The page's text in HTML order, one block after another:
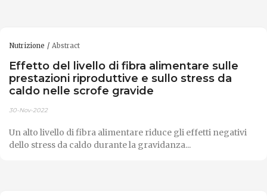
Nutrizione Abstract
Effetto del livello di fibra alimentare sulle
prestazioni riproduttive e sullo stress da
caldo nelle scrofe gravide
30-Nov-2022
Un alto livello di fibra alimentare riduce gli effetti negativi
dello stress da caldo durante la gravidanza...